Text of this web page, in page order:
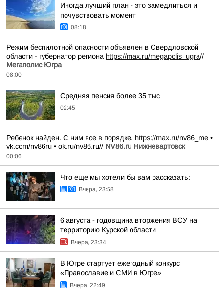
Иногда лучший план - это замедлиться и
почувствовать момент
08:18
Режим беспилотной опасности объявлен в Свердловской
области - губернатор региона https://max.ru/megapolis_ugra//
Мегаполис Югра
08:00
Средняя пенсия более 35 тыс
02:45
Ребенок найден. С ним все в порядке. https://max.ru/nv86_me •
vk.com/nv86ru • ok.ru/nv86.ru// NV86.ru Нижневартовск
00:06
Что еще мы хотели бы вам рассказать:
Вчера, 23:58
6 августа - годовщина вторжения ВСУ на
территорию Курской области
Вчера, 23:34
В Югре стартует ежегодный конкурс
«Православие и СМИ в Югре»
Вчера, 22:49